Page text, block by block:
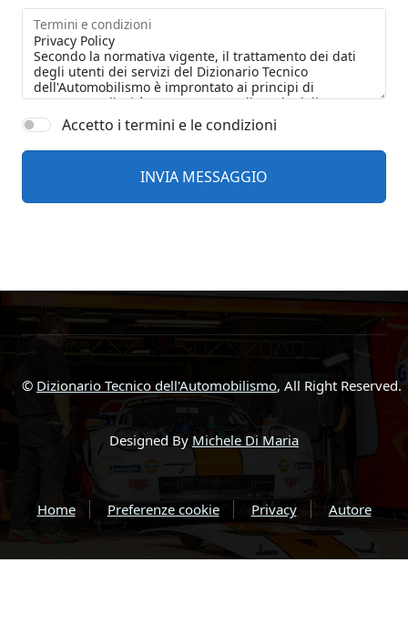
Termini e condizioni
Accetto i termini e le condizioni
© Dizionario Tecnico dell'Automobilismo, All Right Reserved.
Designed By Michele Di Maria
Home Preferenze cookie Privacy Autore